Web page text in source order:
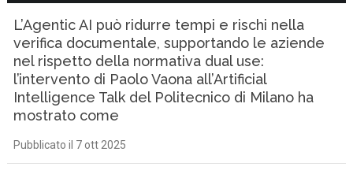
L’Agentic AI può ridurre tempi e rischi nella
verifica documentale, supportando le aziende
nel rispetto della normativa dual use:
l’intervento di Paolo Vaona all’Artificial
Intelligence Talk del Politecnico di Milano ha
mostrato come
Pubblicato il 7 ott 2025